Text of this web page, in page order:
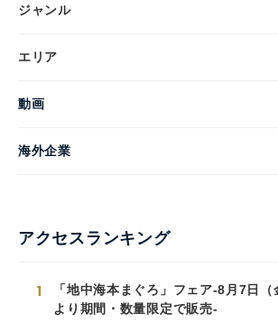
ジャンル
エリア
動画
海外企業
アクセスランキング
1
「地中海本まぐろ」フェア-8月7日（
より期間・数量限定で販売-